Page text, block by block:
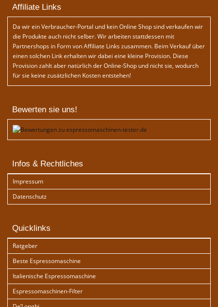
Affiliate Links
Da wir ein Verbraucher-Portal und kein Online Shop sind verkaufen wir
die Produkte auch nicht selber. Wir arbeiten stattdessen mit
Partnershops in Form von Affiliate Links zusammen. Beim Verkauf über
einen solchen Link erhalten wir dabei eine kleine Provision. Diese
Provision zahlt aber natürlich der Online-Shop und nicht sie, wodurch
für sie keine zusätzlichen Kosten entstehen!
Bewerten sie uns!
Infos & Rechtliches
Impressum
Datenschutz
Quicklinks
Ratgeber
Beste Espressomaschine
Italienische Espressomaschine
Espressomaschinen-Filter